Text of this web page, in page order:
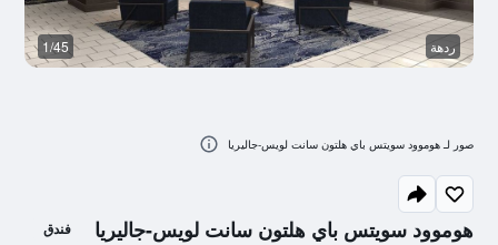
هوموود سويتس باي هلتون سانت لويس-جاليريا فندق
ردهة 1/45
صور لـ هوموود سويتس باي هلتون سانت لويس-جاليريا